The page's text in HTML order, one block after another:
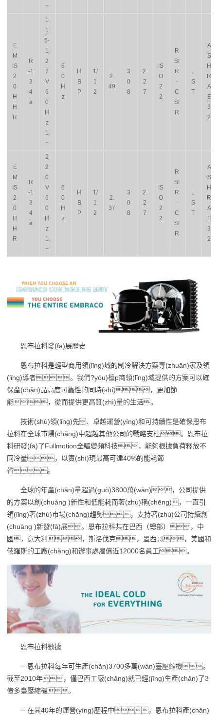
~
E
M
IS
2
0
H
H
R
R
-1
3
4
a
1
1
5-
1
2
7
V
6
0
H
z
1
~
6
0
H
z
H
B
P
1/
1
2
2.
49
3
0
8
2.
2
7
IS
O
2
2
R
SI
R
-
C
SI
R
L
S
T
A
S
H
R
A
E
3
2
E
M
IS
2
0
H
H
R
R
-1
3
4
a
2
2
0
V
6
0
H
z
1
~
6
0
H
z
H
B
P
1/
1
2
2.
37
3
0
8
2.
2
7
IS
O
2
2
R
SI
R
-
C
SI
R
L
S
T
A
S
H
R
A
E
3
2
恩布拉科發(fā)展歷史
恩布拉科是輕型商用領(lǐng)域的制冷解決方案專(zhuān)家及領
(lǐng)導者。我們?yōu)檩p商領(lǐng)域提供的方案可以確
保產(chǎn)品高度可靠性的同時(shí)，更加節
能，從而提供更高質(zhì)量的生活。
技術(shù)領(lǐng)先、卓越運營(yíng)和可持續性是確保恩布
拉科在全球市場(chǎng)中超越其他公司的戰略支柱。恩布拉
科研發(fā)了Fullmotion全驅變頻科技，能夠根據負荷釋放不
同冷量，以實(shí)現最高可達40%的能耗節
省。
全球的年產(chǎn)量超過(guò)3800萬(wàn)，公司提供
的方案以創(chuàng )新性和低能耗而著(zhù)稱(chēng)，一直引
領(lǐng)著(zhù)市場(chǎng)趨勢，支持著(zhù)公司持續創
(chuàng )新發(fā)展。恩布拉科共在巴西（總部），中
國，意大利，斯洛伐克，墨西哥，美國和
俄羅斯的工廠(chǎng)和辦事處雇傭近12000名員工。
恩布拉科數據
-- 恩布拉科每年可生產(chǎn)3700多萬(wàn)臺壓縮機。
截至2010年，僅巴西工廠(chǎng)就已經(jīng)生產(chǎn)了3
億多臺壓縮機。
-- 在其40年的運營(yíng)歷程中，恩布拉科產(chǎn)